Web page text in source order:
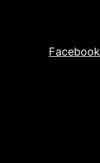
Facebook